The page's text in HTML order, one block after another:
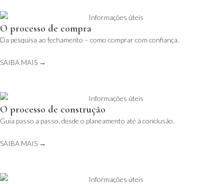
O processo de compra
Da pesquisa ao fechamento – como comprar com confiança.
SAIBA MAIS →
O processo de construção
Guia passo a passo, desde o planeamento até à conclusão.
SAIBA MAIS →